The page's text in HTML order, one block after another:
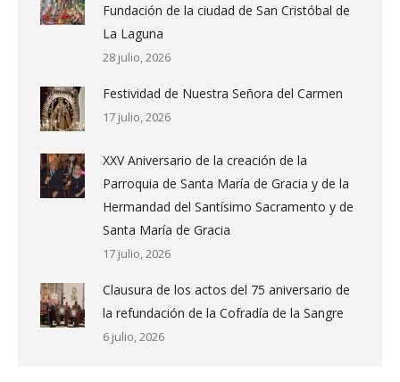
Fundación de la ciudad de San Cristóbal de
La Laguna
28 julio, 2026
Festividad de Nuestra Señora del Carmen
17 julio, 2026
XXV Aniversario de la creación de la
Parroquia de Santa María de Gracia y de la
Hermandad del Santísimo Sacramento y de
Santa María de Gracia
17 julio, 2026
Clausura de los actos del 75 aniversario de
la refundación de la Cofradía de la Sangre
6 julio, 2026